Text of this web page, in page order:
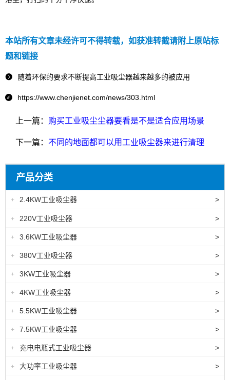
本站所有文章未经许可不得转载，如获准转截请附上原站标
题和链接
 随着环保的要求不断提高工业吸尘器越来越多的被应用
 https://www.chenjienet.com/news/303.html
上一篇： 购买工业吸尘尘器要看是不是适合应用场景
下一篇： 不同的地面都可以用工业吸尘器来进行清理
产品分类
+ 2.4KW工业吸尘器 >
+ 220V工业吸尘器 >
+ 3.6KW工业吸尘器 >
+ 380V工业吸尘器 >
+ 3KW工业吸尘器 >
+ 4KW工业吸尘器 >
+ 5.5KW工业吸尘器 >
+ 7.5KW工业吸尘器 >
+ 充电电瓶式工业吸尘器 >
+ 大功率工业吸尘器 >